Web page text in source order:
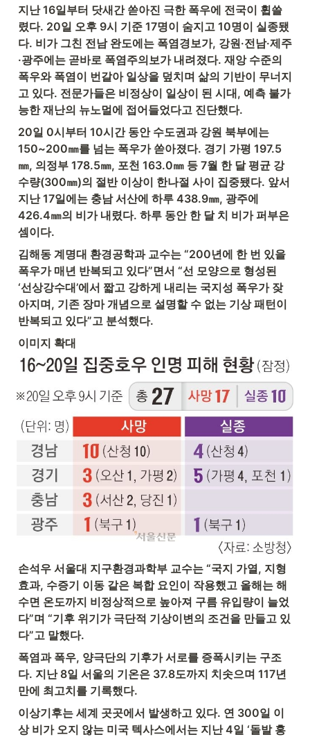
지난 16일부터 닷새간 쏟아진 극한 폭우에 전국이 휩쓸
렸다. 20일 오후 9시 기준 17명이 숨지고 10명이 실종됐
다. 비가 그친 전남 완도에는 폭염경보가, 강원·전남·제주
·광주에는 곧바로 폭염주의보가 내려졌다. 재앙 수준의
폭우와 폭염이 번갈아 일상을 덮치며 삶의 기반이 무너지
고 있다. 전문가들은 비정상이 일상이 된 시대, 예측 불가
능한 재난의 뉴노멀에 접어들었다고 진단했다.
20일 0시부터 10시간 동안 수도권과 강원 북부에는
150~200㎜를 넘는 폭우가 쏟아졌다. 경기 가평 197.5
㎜, 의정부 178.5㎜, 포천 163.0㎜ 등 7월 한 달 평균 강
수량(300㎜)의 절반 이상이 한나절 사이 집중됐다. 앞서
지난 17일에는 충남 서산에 하루 438.9㎜, 광주에
426.4㎜의 비가 내렸다. 하루 동안 한 달 치 비가 퍼부은
셈이다.
김해동 계명대 환경공학과 교수는 “200년에 한 번 있을
폭우가 매년 반복되고 있다”면서 “선 모양으로 형성된
‘선상강수대’에서 짧고 강하게 내리는 국지성 폭우가 잦
아지며, 기존 장마 개념으로 설명할 수 없는 기상 패턴이
반복되고 있다”고 분석했다.
이미지 확대
손석우 서울대 지구환경과학부 교수는 “국지 가열, 지형
효과, 수증기 이동 같은 복합 요인이 작용했고 올해는 해
수면 온도까지 비정상적으로 높아져 구름 유입량이 늘었
다”며 “기후 위기가 극단적 기상이변의 조건을 만들고 있
다”고 말했다.
폭염과 폭우, 양극단의 기후가 서로를 증폭시키는 구조
다. 지난 8일 서울의 기온은 37.8도까지 치솟으며 117년
만에 최고치를 기록했다.
이상기후는 세계 곳곳에서 발생하고 있다. 연 300일 이
상 비가 오지 않는 미국 텍사스에서는 지난 4일 ‘돌발 홍